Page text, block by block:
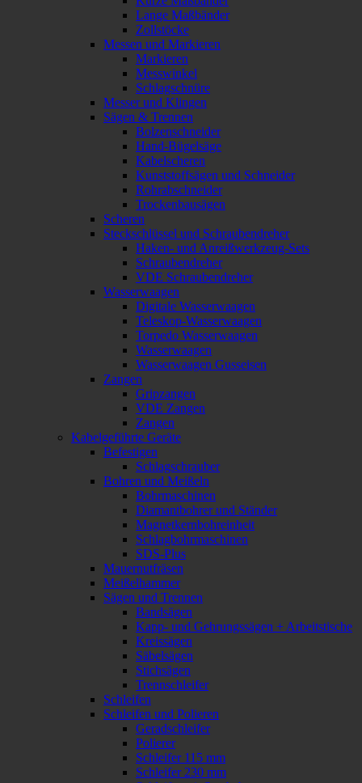
Lange Maßbänder
Zollstöcke
Messen und Markieren
Markieren
Messwinkel
Schlagschnüre
Messer und Klingen
Sägen & Trennen
Bolzenschneider
Hand-Bügelsäge
Kabelscheren
Kunststoffsägen und Schneider
Rohrabschneider
Trockenbausägen
Scheren
Steckschlüssel und Schraubendreher
Haken- und Anreißwerkzeug-Sets
Schraubendreher
VDE Schraubendreher
Wasserwaagen
Digitale Wasserwaagen
Teleskop-Wasserwaagen
Torpedo Wasserwaagen
Wasserwaagen
Wasserwaagen Gusseisen
Zangen
Gripzangen
VDE Zangen
Zangen
Kabelgeführte Geräte
Befestigen
Schlagschrauber
Bohren und Meißeln
Bohrmaschinen
Diamantbohrer und Ständer
Magnetkernbohreinheit
Schlagbohrmaschinen
SDS-Plus
Mauernutfräsen
Meißelhammer
Sägen und Trennen
Bandsägen
Kapp- und Gehrungssägen + Arbeitstische
Kreissägen
Säbelsägen
Stichsägen
Trennschleifer
Schleifen
Schleifen und Polieren
Geradschleifer
Polierer
Schleifer 115 mm
Schleifer 230 mm